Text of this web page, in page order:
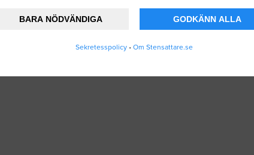
BARA NÖDVÄNDIGA GODKÄNN ALLA
Sekretesspolicy • Om Stensattare.se